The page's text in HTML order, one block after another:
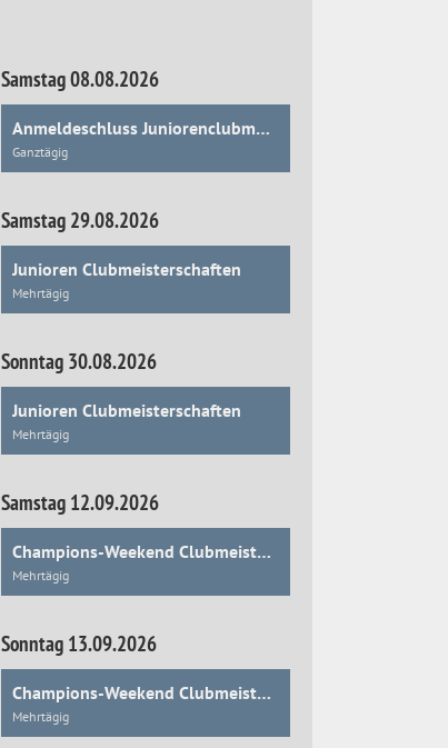
Samstag 08.08.2026
Anmeldeschluss Juniorenclubmeisterschaften
Ganztägig
Samstag 29.08.2026
Junioren Clubmeisterschaften
Mehrtägig
Sonntag 30.08.2026
Junioren Clubmeisterschaften
Mehrtägig
Samstag 12.09.2026
Champions-Weekend Clubmeisterschaften
Mehrtägig
Sonntag 13.09.2026
Champions-Weekend Clubmeisterschaften
Mehrtägig